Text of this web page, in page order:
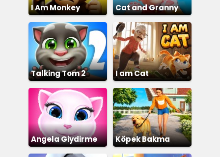
I Am Monkey Cat and Granny
Talking Tom 2 I am Cat
Angela Giydirme Köpek Bakma